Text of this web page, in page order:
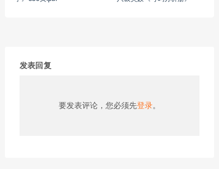
发表回复
要发表评论，您必须先登录。